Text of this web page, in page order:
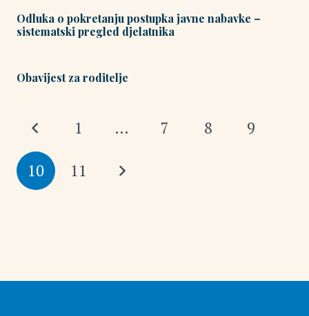
Odluka o pokretanju postupka javne nabavke –
sistematski pregled djelatnika
Obavijest za roditelje
1 … 7 8 9
10 11